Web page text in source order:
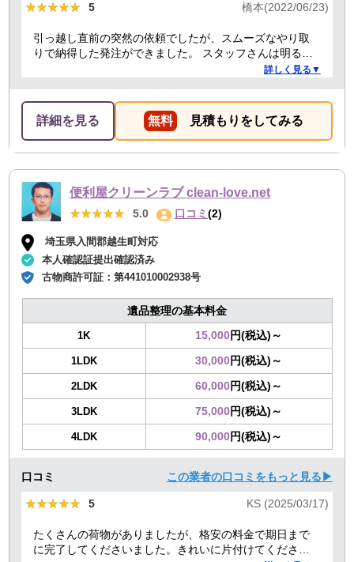
★★★★★
★★★★★ 5 橋本(2022/06/23)
引っ越し直前の突然の依頼でしたが、スムーズなやり取
りで納得した発注ができました。 スタッフさんは明るく
て元気良く、その場で何か交渉されるといったこともな
不用品はちゃんとリサイクルしていますと説明いただ
き、安心しました。 機会があればまたお願いしたいと思
います。
詳しく見る▼
詳細を見る 無料 見積もりをしてみる
便利屋クリーンラブ clean-love.net
★★★★★
★★★★★ 5.0 口コミ(2)
埼玉県入間郡越生町対応
本人確認証提出確認済み
古物商許可証：第441010002938号
遺品整理の基本料金
1K 15,000円(税込)～
1LDK 30,000円(税込)～
2LDK 60,000円(税込)～
3LDK 75,000円(税込)～
4LDK 90,000円(税込)～
口コミ この業者の口コミをもっと見る▶
★★★★★
★★★★★ 5 KS (2025/03/17)
たくさんの荷物がありましたが、格安の料金で期日まで
に完了してくださいました。きれいに片付けてくださり